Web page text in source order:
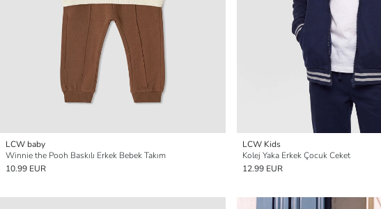
LCW baby
Winnie the Pooh Baskılı Erkek Bebek Takım
10.99 EUR
LCW Kids
Kolej Yaka Erkek Çocuk Ceket
12.99 EUR